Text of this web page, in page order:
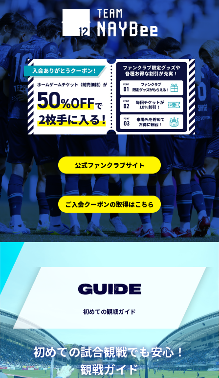
公式ファンクラブサイト
ご入会クーポンの取得はこちら
GUIDE
初めての観戦ガイド
初めての試合観戦でも安心！
観戦ガイド